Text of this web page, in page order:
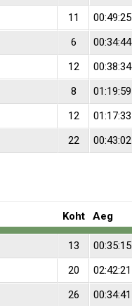
11 00:49:25
6 00:34:44
12 00:38:34
8 01:19:59
12 01:17:33
22
00:43:02
Koht Aeg
13 00:35:15
20 02:42:21
26 00:34:41